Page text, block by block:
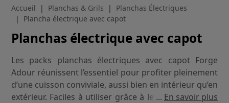
Accueil Planchas & Grils
Planchas Électriques
Plancha électrique avec capot
Planchas électrique avec capot
Les packs planchas électriques avec capot Forge
Adour réunissent l’essentiel pour profiter pleinement
d’une cuisson conviviale, aussi bien en intérieur qu’en
extérieur. Faciles à utiliser grâce à leur branchement
... En savoir plus